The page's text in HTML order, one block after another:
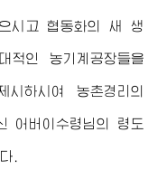
시고 협동화의 새 생
적인 농기계공장들을
시하시여 농촌경리의
어버이수령님의 령도
.